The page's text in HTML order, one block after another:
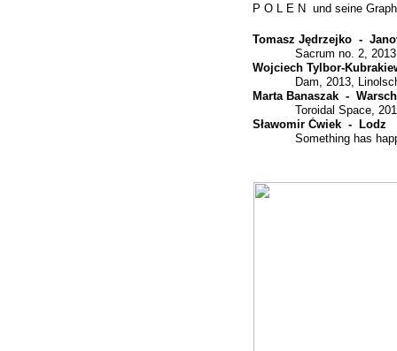
P O L E N und seine
Tomasz Jędrzejko -
Sacrum no. 2,
Wojciech Tylbor-
Dam, 2013,
Marta Banaszak -
Toroidal Space,
Sławomir Ćwiek - Lodz
Something has